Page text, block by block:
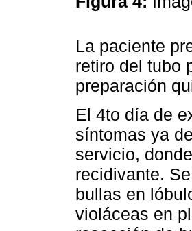
La paciente
retiro del tubo
preparación
El 4to día de
síntomas ya
servicio,
recidivante.
bullas en
violáceas en